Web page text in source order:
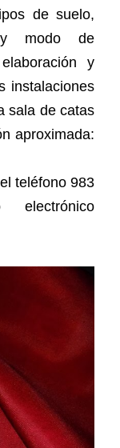
de suelo,
y modo de
y
instalaciones
sala de catas
aproximada:
teléfono 983